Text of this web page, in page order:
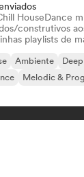
HouseDance
construtivos
playlists de
Ambiente
Melodic &